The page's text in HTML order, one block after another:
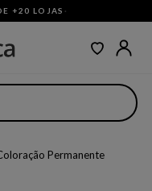
+20 LOJAS ·
Permanente